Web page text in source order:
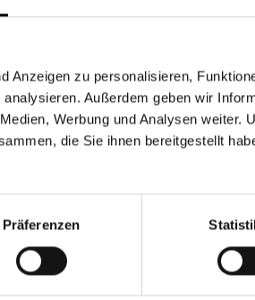
Anzeigen zu personalisieren,
Außerdem geben wir
Werbung und Analysen weiter.
die Sie ihnen bereitgestellt
Präferenzen
Chancen &
Fonds FAQ